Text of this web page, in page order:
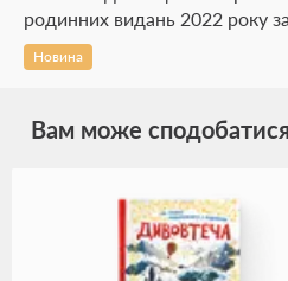
родинних видань 2022 року
Новина
Вам може сподобатися